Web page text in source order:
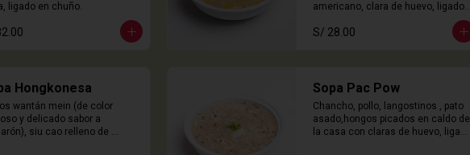
ligado en chuño.
americano, clara de huevo, ligado
S/ 28.00
Hongkonesa
wantán mein (de color
y delicado sabor a
siu cao relleno de
Sopa Pac Pow
Chancho, pollo, langostinos , pato
asado,hongos picados en caldo de
la casa con claras de huevo, ligado